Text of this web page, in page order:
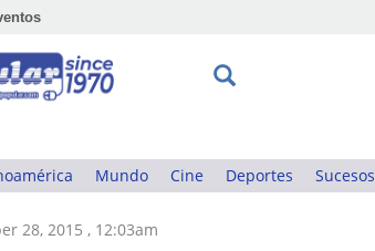
Mundo Cine Deportes Sucesos
28, 2015 , 12:03am